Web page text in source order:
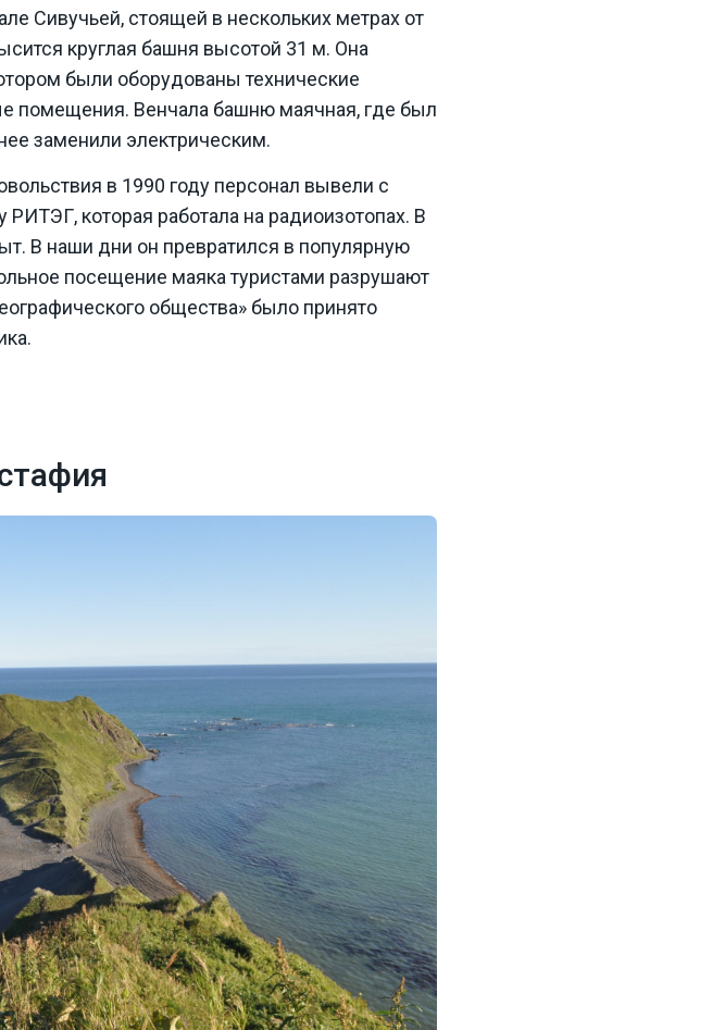
Сивучьей, стоящей в нескольких метрах от
круглая башня высотой 31 м. Она
были оборудованы технические
помещения. Венчала башню маячная, где был
заменили электрическим.
в 1990 году персонал вывели с
которая работала на радиоизотопах. В
В наши дни он превратился в популярную
посещение маяка туристами разрушают
общества» было принято